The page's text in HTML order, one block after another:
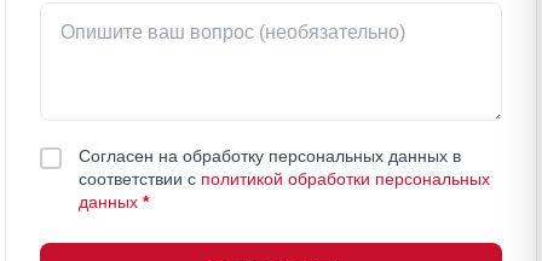
Согласен на обработку персональных данных в
соответствии с политикой обработки персональных
данных *